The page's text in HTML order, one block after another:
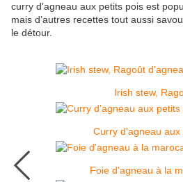
curry d'agneau aux petits pois est
mais d’autres recettes tout aussi
le détour.
Irish stew,
Curry d'agneau aux
Foie d'agneau à la